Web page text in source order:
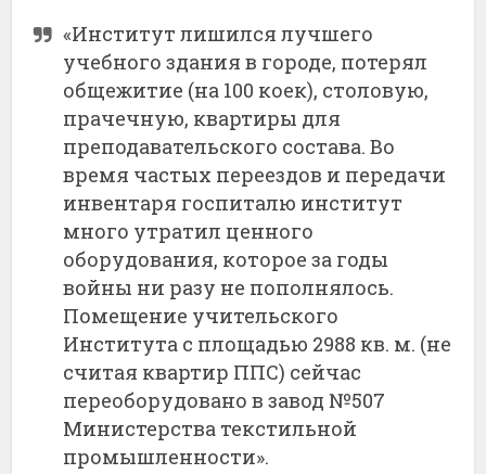
«Институт лишился лучшего
учебного здания в городе, потерял
общежитие (на 100 коек), столовую,
прачечную, квартиры для
преподавательского состава. Во
время частых переездов и передачи
инвентаря госпиталю институт
много утратил ценного
оборудования, которое за годы
войны ни разу не пополнялось.
Помещение учительского
Института с площадью 2988 кв. м. (не
считая квартир ППС) сейчас
переоборудовано в завод №507
Министерства текстильной
промышленности».